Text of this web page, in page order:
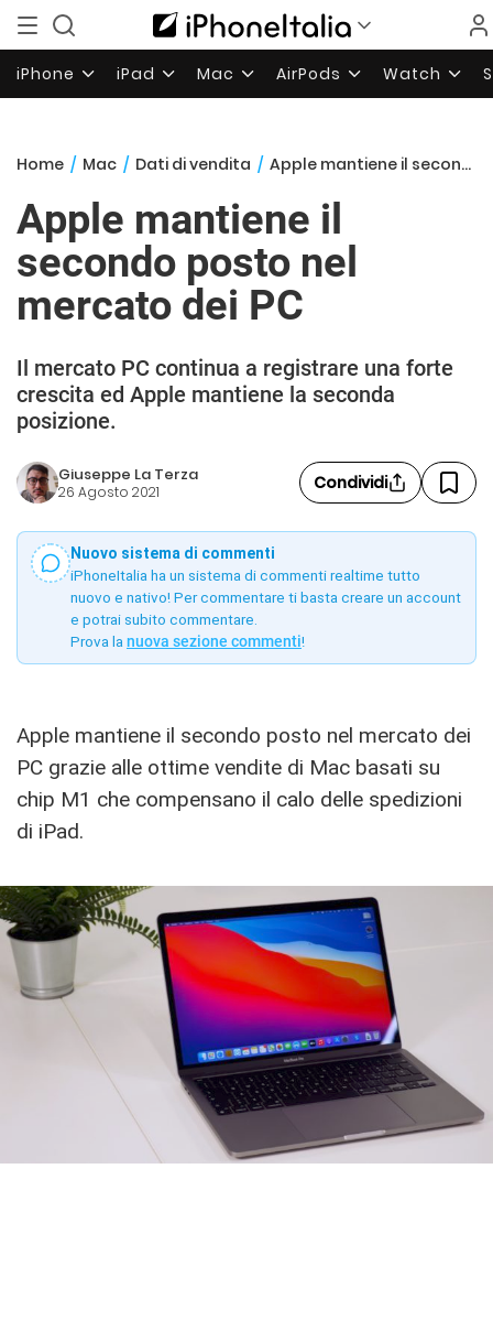
iPhone iPad Mac AirPods Watch
Home / Mac / Dati di vendita / Apple mantiene il secondo posto nel mercato dei PC
Apple mantiene il
secondo posto nel
mercato dei PC
Il mercato PC continua a registrare una forte
crescita ed Apple mantiene la seconda
posizione.
Giuseppe La Terza
26 Agosto 2021 Condividi
Nuovo sistema di commenti
iPhoneItalia ha un sistema di commenti realtime tutto
nuovo e nativo! Per commentare ti basta creare un account
e potrai subito commentare.
Prova la nuova sezione commenti!
Apple mantiene il secondo posto nel mercato dei
PC grazie alle ottime vendite di Mac basati su
chip M1 che compensano il calo delle spedizioni
di iPad.